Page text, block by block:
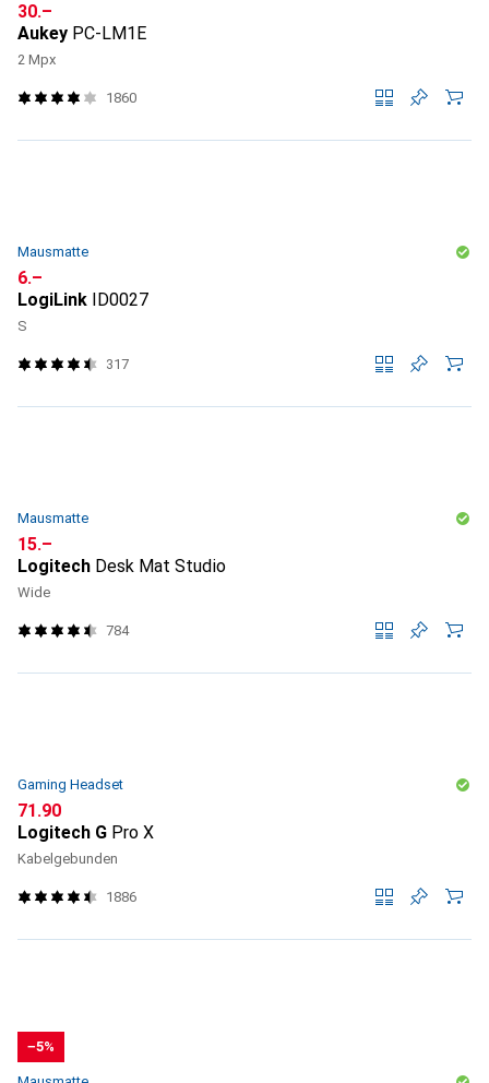
CHF
30.–
Aukey PC-LM1E
2 Mpx
1860
Mausmatte
CHF
6.–
LogiLink ID0027
S
317
Mausmatte
CHF
15.–
Logitech Desk Mat Studio
Wide
784
Gaming Headset
CHF
71.90
Logitech G Pro X
Kabelgebunden
1886
−5%